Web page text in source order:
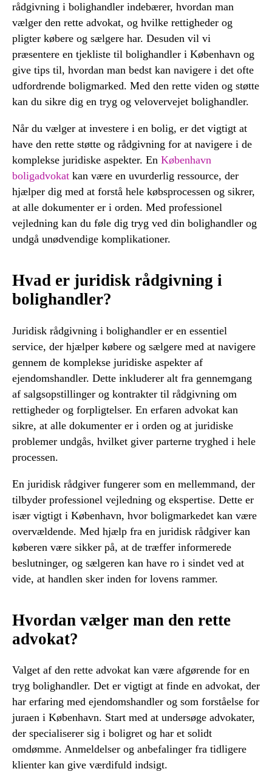
rådgivning i bolighandler indebærer, hvordan man
vælger den rette advokat, og hvilke rettigheder og
pligter købere og sælgere har. Desuden vil vi
præsentere en tjekliste til bolighandler i København og
give tips til, hvordan man bedst kan navigere i det ofte
udfordrende boligmarked. Med den rette viden og støtte
kan du sikre dig en tryg og velovervejet bolighandler.
Når du vælger at investere i en bolig, er det vigtigt at
have den rette støtte og rådgivning for at navigere i de
komplekse juridiske aspekter. En København
boligadvokat kan være en uvurderlig ressource, der
hjælper dig med at forstå hele købsprocessen og sikrer,
at alle dokumenter er i orden. Med professionel
vejledning kan du føle dig tryg ved din bolighandler og
undgå unødvendige komplikationer.
Hvad er juridisk rådgivning i
bolighandler?
Juridisk rådgivning i bolighandler er en essentiel
service, der hjælper købere og sælgere med at navigere
gennem de komplekse juridiske aspekter af
ejendomshandler. Dette inkluderer alt fra gennemgang
af salgsopstillinger og kontrakter til rådgivning om
rettigheder og forpligtelser. En erfaren advokat kan
sikre, at alle dokumenter er i orden og at juridiske
problemer undgås, hvilket giver parterne tryghed i hele
processen.
En juridisk rådgiver fungerer som en mellemmand, der
tilbyder professionel vejledning og ekspertise. Dette er
især vigtigt i København, hvor boligmarkedet kan være
overvældende. Med hjælp fra en juridisk rådgiver kan
køberen være sikker på, at de træffer informerede
beslutninger, og sælgeren kan have ro i sindet ved at
vide, at handlen sker inden for lovens rammer.
Hvordan vælger man den rette
advokat?
Valget af den rette advokat kan være afgørende for en
tryg bolighandler. Det er vigtigt at finde en advokat, der
har erfaring med ejendomshandler og som forståelse for
juraen i København. Start med at undersøge advokater,
der specialiserer sig i boligret og har et solidt
omdømme. Anmeldelser og anbefalinger fra tidligere
klienter kan give værdifuld indsigt.